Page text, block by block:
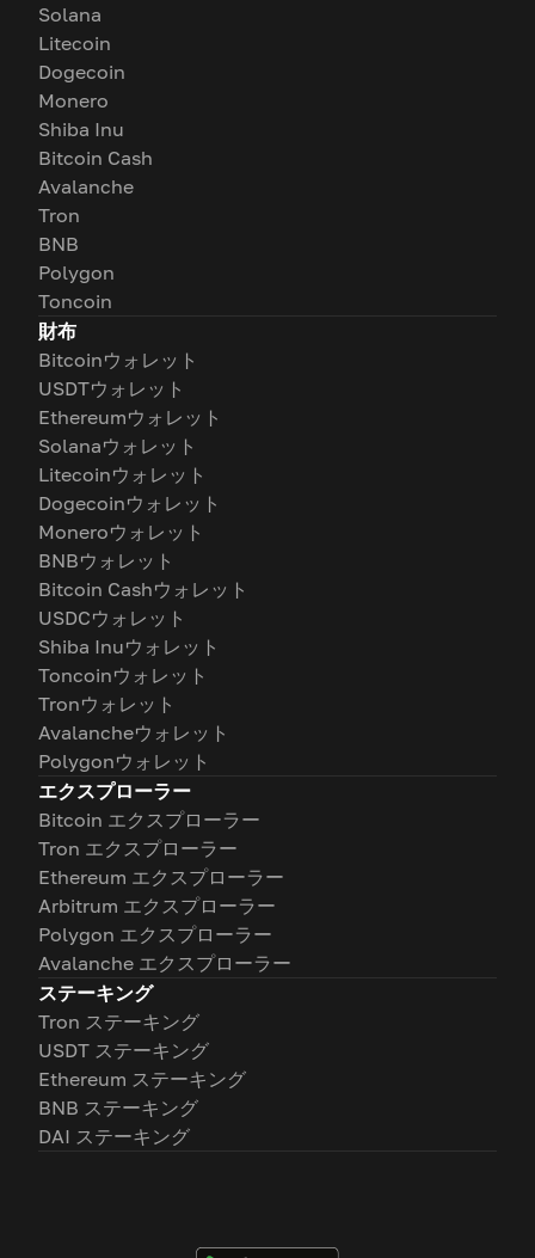
Solana
Litecoin
Dogecoin
Monero
Shiba Inu
Bitcoin Cash
Avalanche
Tron
BNB
Polygon
Toncoin
財布
Bitcoinウォレット
USDTウォレット
Ethereumウォレット
Solanaウォレット
Litecoinウォレット
Dogecoinウォレット
Moneroウォレット
BNBウォレット
Bitcoin Cashウォレット
USDCウォレット
Shiba Inuウォレット
Toncoinウォレット
Tronウォレット
Avalancheウォレット
Polygonウォレット
エクスプローラー
Bitcoin エクスプローラー
Tron エクスプローラー
Ethereum エクスプローラー
Arbitrum エクスプローラー
Polygon エクスプローラー
Avalanche エクスプローラー
ステーキング
Tron ステーキング
USDT ステーキング
Ethereum ステーキング
BNB ステーキング
DAI ステーキング